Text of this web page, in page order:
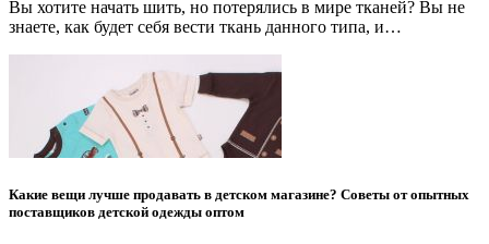
Вы хотите начать шить, но потерялись в мире тканей? Вы не
знаете, как будет себя вести ткань данного типа, и…
Какие вещи лучше продавать в детском магазине? Советы от опытных
поставщиков детской одежды оптом